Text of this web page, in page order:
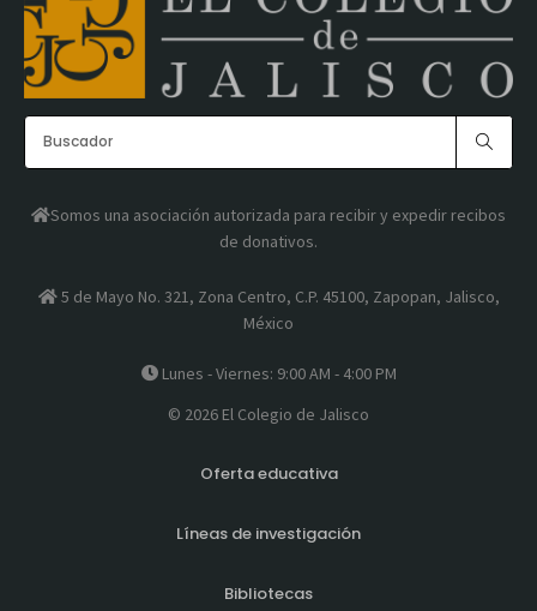
Somos una asociación autorizada para recibir y expedir recibos
de donativos.
5 de Mayo No. 321, Zona Centro, C.P. 45100, Zapopan, Jalisco,
México
Lunes - Viernes: 9:00 AM - 4:00 PM
© 2026 El Colegio de Jalisco
Oferta educativa
Líneas de investigación
Bibliotecas